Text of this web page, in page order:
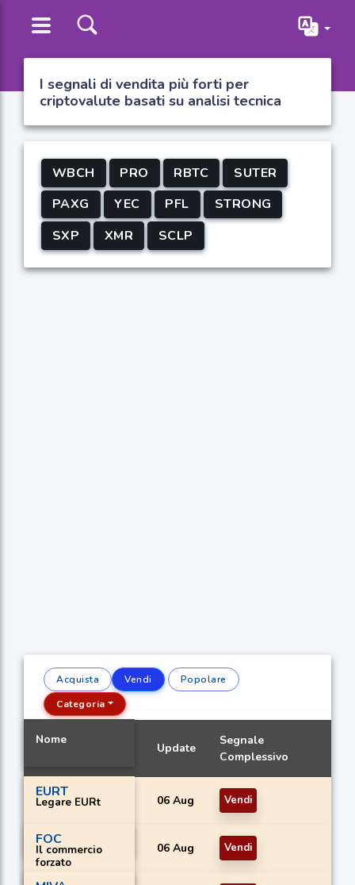
I segnali di vendita più forti per
criptovalute basati su analisi tecnica
WBCH PRO RBTC
SUTER
PAXG
YEC PFL
STRONG
SXP
XMR SCLP
Acquista Vendi
Popolare
Categoria
Nome
Update
Segnale
Complessivo
EURT
Legare EURt 06 Aug Vendi
FOC
Il commercio
forzato
06 Aug Vendi